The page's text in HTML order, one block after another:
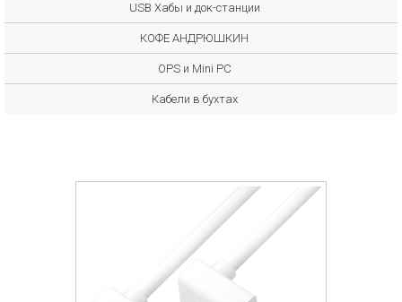
USB Хабы и док-станции
КОФЕ АНДРЮШКИН
OPS и Mini PC
Кабели в бухтах